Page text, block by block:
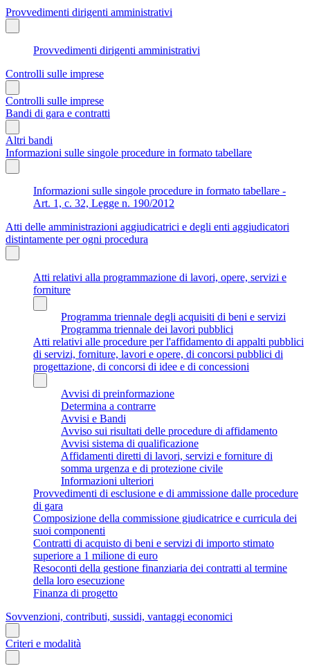
Provvedimenti dirigenti amministrativi
Provvedimenti dirigenti amministrativi
Controlli sulle imprese
Controlli sulle imprese
Bandi di gara e contratti
Altri bandi
Informazioni sulle singole procedure in formato tabellare
Informazioni sulle singole procedure in formato tabellare -
Art. 1, c. 32, Legge n. 190/2012
Atti delle amministrazioni aggiudicatrici e degli enti aggiudicatori
distintamente per ogni procedura
Atti relativi alla programmazione di lavori, opere, servizi e
forniture
Programma triennale degli acquisiti di beni e servizi
Programma triennale dei lavori pubblici
Atti relativi alle procedure per l'affidamento di appalti pubblici
di servizi, forniture, lavori e opere, di concorsi pubblici di
progettazione, di concorsi di idee e di concessioni
Avvisi di preinformazione
Determina a contrarre
Avvisi e Bandi
Avviso sui risultati delle procedure di affidamento
Avvisi sistema di qualificazione
Affidamenti diretti di lavori, servizi e forniture di
somma urgenza e di protezione civile
Informazioni ulteriori
Provvedimenti di esclusione e di ammissione dalle procedure
di gara
Composizione della commissione giudicatrice e curricula dei
suoi componenti
Contratti di acquisto di beni e servizi di importo stimato
superiore a 1 milione di euro
Resoconti della gestione finanziaria dei contratti al termine
della loro esecuzione
Finanza di progetto
Sovvenzioni, contributi, sussidi, vantaggi economici
Criteri e modalità